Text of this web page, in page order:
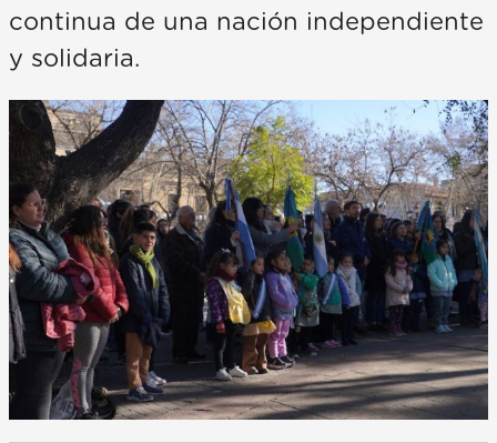
continua de una nación independiente
y solidaria.